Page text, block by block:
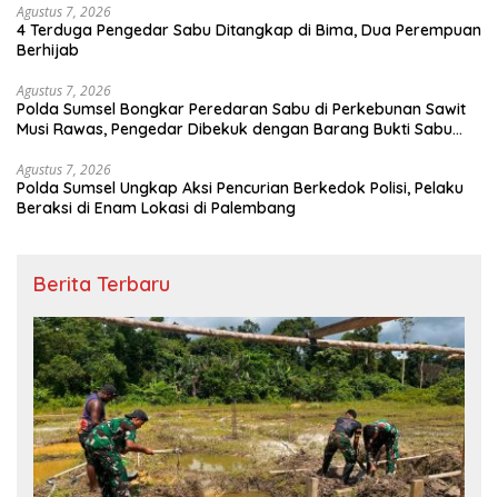
Agustus 7, 2026
4 Terduga Pengedar Sabu Ditangkap di Bima, Dua Perempuan
Berhijab
Agustus 7, 2026
Polda Sumsel Bongkar Peredaran Sabu di Perkebunan Sawit
Musi Rawas, Pengedar Dibekuk dengan Barang Bukti Sabu
Agustus 7, 2026
Polda Sumsel Ungkap Aksi Pencurian Berkedok Polisi, Pelaku
Beraksi di Enam Lokasi di Palembang
Berita Terbaru